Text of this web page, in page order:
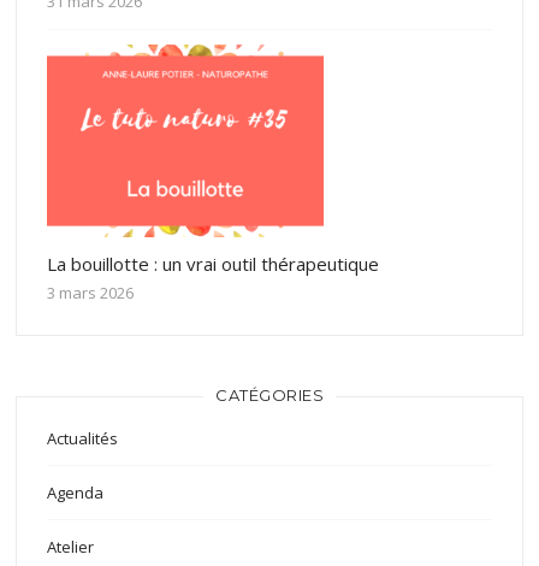
La bouillotte : un vrai outil thérapeutique
3 mars 2026
CATÉGORIES
Actualités
Agenda
Atelier